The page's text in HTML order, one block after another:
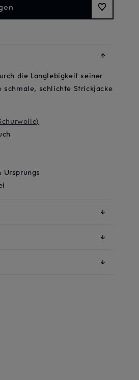
↓
die Langlebigkeit seiner
schmale, schlichte Strickjacke
↓
↓
↓